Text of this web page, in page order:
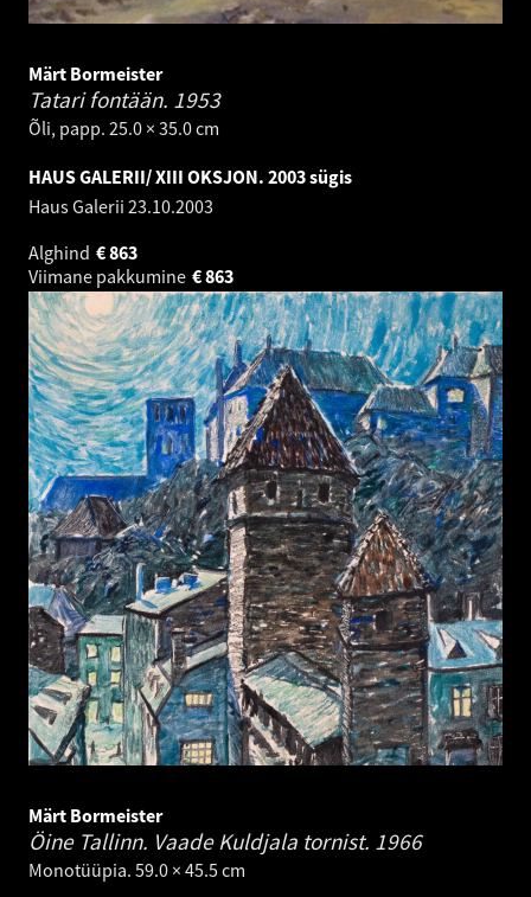
Märt Bormeister
Tatari fontään. 1953
Õli, papp. 25.0 × 35.0 cm
HAUS GALERII/ XIII OKSJON. 2003 sügis
Haus Galerii 23.10.2003
Alghind
863
€
Viimane pakkumine
863
€
Märt Bormeister
Öine Tallinn. Vaade Kuldjala tornist. 1966
Monotüüpia. 59.0 × 45.5 cm